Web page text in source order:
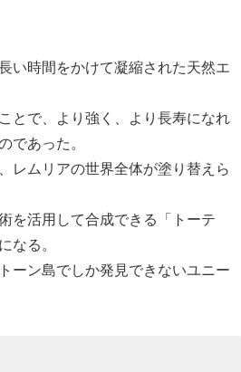
い時間をかけて凝縮された天然エ
とで、より強く、より長寿になれ
であった。
レムリアの世界全体が塗り替えら
を活用して合成できる「トーテ
なる。
ーン島でしか発見できないユニー